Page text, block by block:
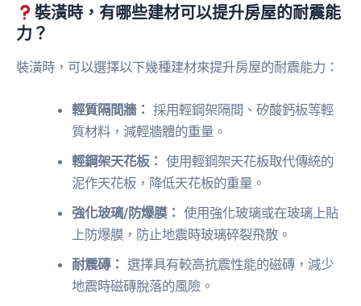
裝潢時，有哪些建材可以提升房屋的耐震能
力？
裝潢時，可以選擇以下幾種建材來提升房屋的耐震能力：
輕質隔間牆： 採用輕鋼架隔間、矽酸鈣板等輕
質材料，減輕牆體的重量。
輕鋼架天花板： 使用輕鋼架天花板取代傳統的
泥作天花板，降低天花板的重量。
強化玻璃/防爆膜： 使用強化玻璃或在玻璃上貼
上防爆膜，防止地震時玻璃碎裂飛散。
耐震磚： 選擇具有較高抗震性能的磁磚，減少
地震時磁磚脫落的風險。